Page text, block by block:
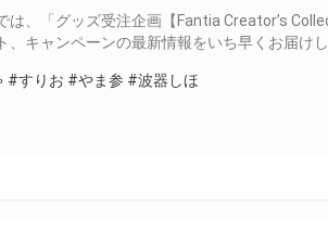
は、「グッズ受注企画【Fantia Creator’s
、キャンペーンの最新情報をいち早くお届けし
#すりお #やま参 #波器しほ